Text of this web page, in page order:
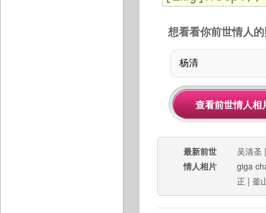
想看看你前世情人
最新前世
情人相片
吴清圣
giga
正 | 釜